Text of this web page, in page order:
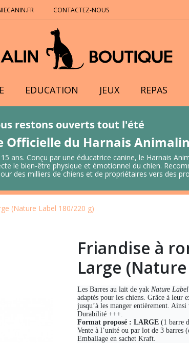
CONTACTEZ-NOUS
EDUCATION JEUX REPAS
restons ouverts tout l'été
Officielle du Harnais
ans. Conçu par une éducatrice canine, le Harnais
le bien-être physique et émotionnel du chien.
des milliers de chiens et de propriétaires vers des
(Nature Label 180/220 g)
Friandise à
Large
Les Barres au lait de yak Nature
adaptés pour les chiens. Grâce à leur
jusqu’à les manger entièrement.
Durabilité +++.
Format proposé : LARGE (1 barre
Vente à l’unité ou par lot de 3 barres
Emballage en sachet Kraft.